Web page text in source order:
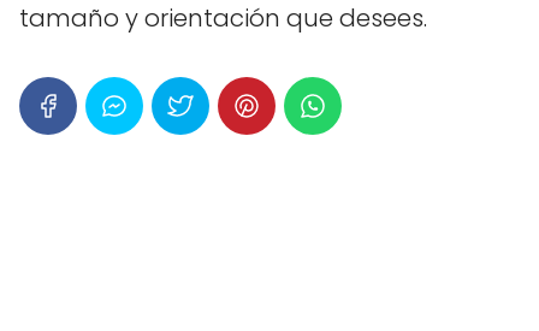
tamaño y orientación que desees.